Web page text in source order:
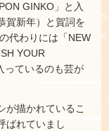
GINKO」と入
賀新年）と賀詞を
代わりには「NEW
YOUR
っているのも芸が
が描かれているこ
ばれていまし